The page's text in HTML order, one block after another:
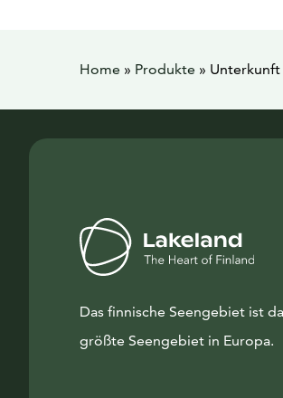
Home » Produkte » Unterkunft
Das finnische Seengebiet ist
größte Seengebiet in Europa.